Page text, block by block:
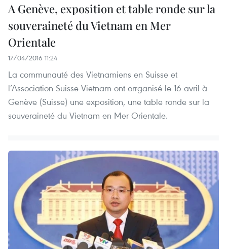
A Genève, exposition et table ronde sur la
souveraineté du Vietnam en Mer
Orientale
17/04/2016 11:24
​La communauté des Vietnamiens en Suisse et
l’Association Suisse-Vietnam ont orrganisé le 16 avril à
Genève (Suisse) une exposition, une table ronde sur la
souveraineté du Vietnam en Mer Orientale.